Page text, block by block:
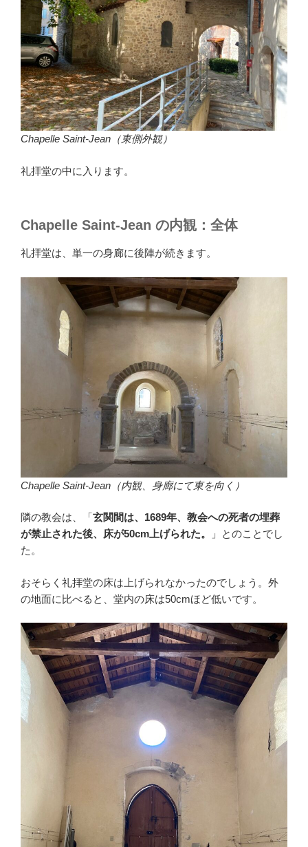
Chapelle Saint-Jean（東側外観）
礼拝堂の中に入ります。
Chapelle Saint-Jean の内観：全体
礼拝堂は、単一の身廊に後陣が続きます。
Chapelle Saint-Jean（内観、身廊にて東を向く）
隣の教会は、「 玄関間は、1689年、教会への死者の埋葬
が禁止された後、床が50cm上げられた。
」とのことでし
た。
おそらく礼拝堂の床は上げられなかったのでしょう。外
の地面に比べると、堂内の床は50cmほど低いです。